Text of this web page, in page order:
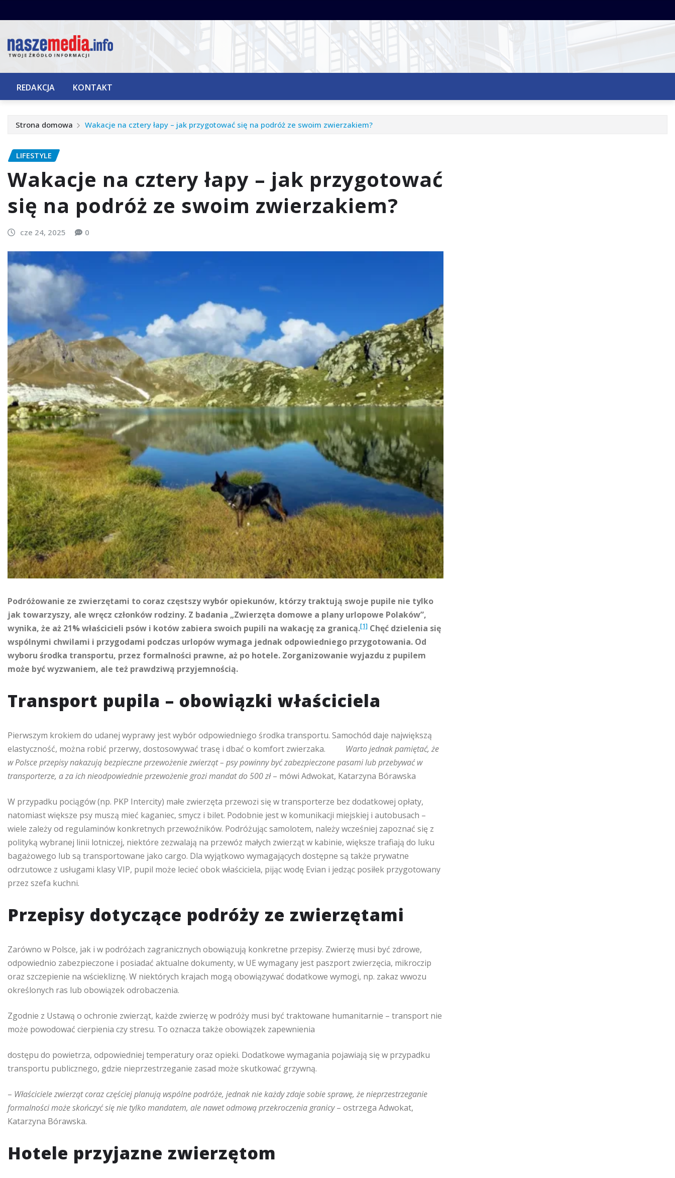
do
REDAKCJA KONTAKT
Strona domowa Wakacje na cztery łapy – jak przygotować się na podróż ze swoim zwierzakiem?
LIFESTYLE
Wakacje na cztery łapy – jak przygotować
się na podróż ze swoim zwierzakiem?
cze 24, 2025 0
Podróżowanie ze zwierzętami to coraz częstszy wybór opiekunów, którzy traktują swoje pupile nie tylko
jak towarzyszy, ale wręcz członków rodziny. Z badania „Zwierzęta domowe a plany urlopowe Polaków”,
wynika, że aż 21% właścicieli psów i kotów zabiera swoich pupili na wakację za granicą.[1] Chęć dzielenia się
wspólnymi chwilami i przygodami podczas urlopów wymaga jednak odpowiedniego przygotowania. Od
wyboru środka transportu, przez formalności prawne, aż po hotele. Zorganizowanie wyjazdu z pupilem
może być wyzwaniem, ale też prawdziwą przyjemnością.
Transport pupila – obowiązki właściciela
Pierwszym krokiem do udanej wyprawy jest wybór odpowiedniego środka transportu. Samochód daje największą
elastyczność, można robić przerwy, dostosowywać trasę i dbać o komfort zwierzaka. Warto jednak pamiętać, że
w Polsce przepisy nakazują bezpieczne przewożenie zwierząt – psy powinny być zabezpieczone pasami lub przebywać w
transporterze, a za ich nieodpowiednie przewożenie grozi mandat do 500 zł– mówi Adwokat, Katarzyna Bórawska
W przypadku pociągów (np. PKP Intercity) małe zwierzęta przewozi się w transporterze bez dodatkowej opłaty,
natomiast większe psy muszą mieć kaganiec, smycz i bilet. Podobnie jest w komunikacji miejskiej i autobusach –
wiele zależy od regulaminów konkretnych przewoźników. Podróżując samolotem, należy wcześniej zapoznać się z
polityką wybranej linii lotniczej, niektóre zezwalają na przewóz małych zwierząt w kabinie, większe trafiają do luku
bagażowego lub są transportowane jako cargo. Dla wyjątkowo wymagających dostępne są także prywatne
odrzutowce z usługami klasy VIP, pupil może lecieć obok właściciela, pijąc wodę Evian i jedząc posiłek przygotowany
przez szefa kuchni.
Przepisy dotyczące podróży ze zwierzętami
Zarówno w Polsce, jak i w podróżach zagranicznych obowiązują konkretne przepisy. Zwierzę musi być zdrowe,
odpowiednio zabezpieczone i posiadać aktualne dokumenty, w UE wymagany jest paszport zwierzęcia, mikroczip
oraz szczepienie na wściekliznę. W niektórych krajach mogą obowiązywać dodatkowe wymogi, np. zakaz wwozu
określonych ras lub obowiązek odrobaczenia.
Zgodnie z Ustawą o ochronie zwierząt, każde zwierzę w podróży musi być traktowane humanitarnie – transport nie
może powodować cierpienia czy stresu. To oznacza także obowiązek zapewnienia
dostępu do powietrza, odpowiedniej temperatury oraz opieki. Dodatkowe wymagania pojawiają się w przypadku
transportu publicznego, gdzie nieprzestrzeganie zasad może skutkować grzywną.
– Właściciele zwierząt coraz częściej planują wspólne podróże, jednak nie każdy zdaje sobie sprawę, że nieprzestrzeganie
formalności może skończyć się nie tylko mandatem, ale nawet odmową przekroczenia granicy– ostrzega Adwokat,
Katarzyna Bórawska.
Hotele przyjazne zwierzętom